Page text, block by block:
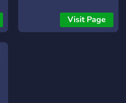
Visit Page